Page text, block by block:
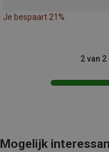
Je bespaart 21%
2 van
Mogelijk